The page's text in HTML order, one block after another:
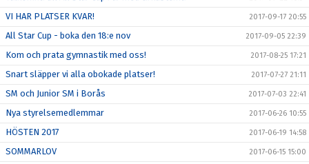
VI HAR PLATSER KVAR! 2017-09-17 20:55
All Star Cup - boka den 18:e nov 2017-09-05 22:39
Kom och prata gymnastik med oss! 2017-08-25 17:21
Snart släpper vi alla obokade platser! 2017-07-27 21:11
SM och Junior SM i Borås 2017-07-03 22:41
Nya styrelsemedlemmar 2017-06-26 10:55
HÖSTEN 2017 2017-06-19 14:58
SOMMARLOV 2017-06-15 15:00